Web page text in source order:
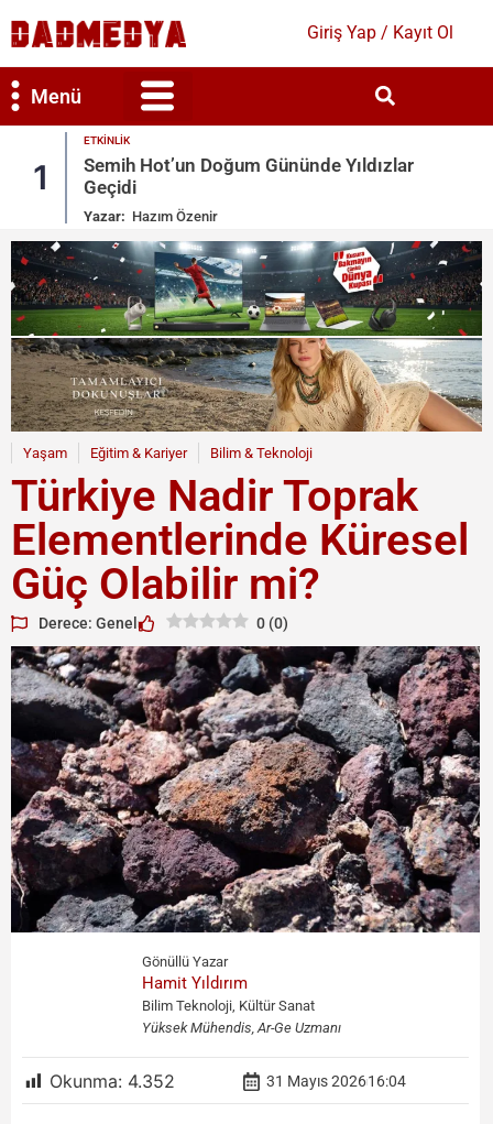
Giriş Yap / Kayıt Ol
Menü
1
ETKINLIK
Semih Hot’un Doğum Gününde Yıldızlar
Geçidi
Yazar: Hazım Özenir
Yaşam Eğitim & Kariyer Bilim & Teknoloji
Türkiye Nadir Toprak
Elementlerinde Küresel
Güç Olabilir mi?
Derece: Genel 0 (0)
Gönüllü Yazar
Hamit Yıldırım
Bilim Teknoloji, Kültür Sanat
Yüksek Mühendis, Ar-Ge Uzmanı
Okunma: 4.352 31 Mayıs 202616:04